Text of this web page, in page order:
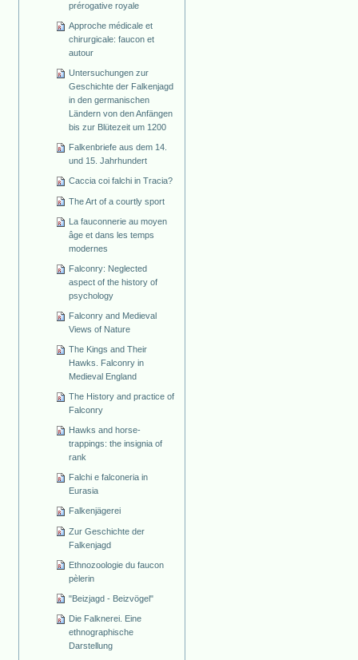
prérogative royale
Approche médicale et
chirurgicale: faucon et
autour
Untersuchungen zur
Geschichte der Falkenjagd
in den germanischen
Ländern von den Anfängen
bis zur Blütezeit um 1200
Falkenbriefe aus dem 14.
und 15. Jahrhundert
Caccia coi falchi in Tracia?
The Art of a courtly sport
La fauconnerie au moyen
âge et dans les temps
modernes
Falconry: Neglected
aspect of the history of
psychology
Falconry and Medieval
Views of Nature
The Kings and Their
Hawks. Falconry in
Medieval England
The History and practice of
Falconry
Hawks and horse-
trappings: the insignia of
rank
Falchi e falconeria in
Eurasia
Falkenjägerei
Zur Geschichte der
Falkenjagd
Ethnozoologie du faucon
pèlerin
"Beizjagd - Beizvögel"
Die Falknerei. Eine
ethnographische
Darstellung